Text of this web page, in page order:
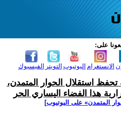
على:
الفيسبوك التويتر اليوتيوب الانستغرام
تحفظ استقلال الحوار المتمدن،
هذا الفضاء اليساري الحر
المتمدن» على اليوتيوب]